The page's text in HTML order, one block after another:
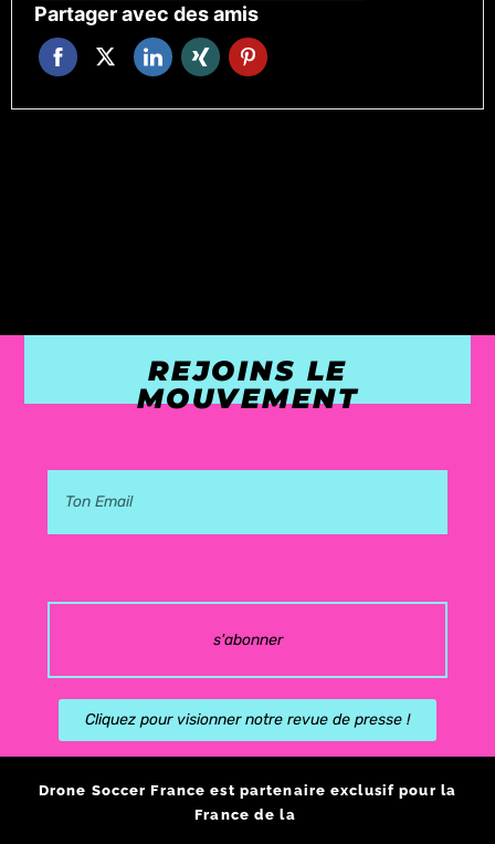
Partager avec des amis
REJOINS LE
MOUVEMENT
s'abonner
Cliquez pour visionner notre revue de presse !
Drone Soccer France est partenaire exclusif pour la
France de la